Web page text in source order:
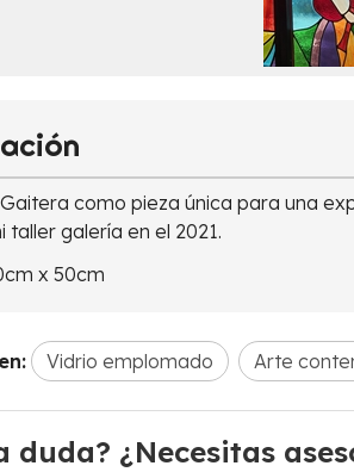
como pieza única para una
taller galería en el 2021.
x 50cm
Vidrio emplomado Arte
duda? ¿Necesitas